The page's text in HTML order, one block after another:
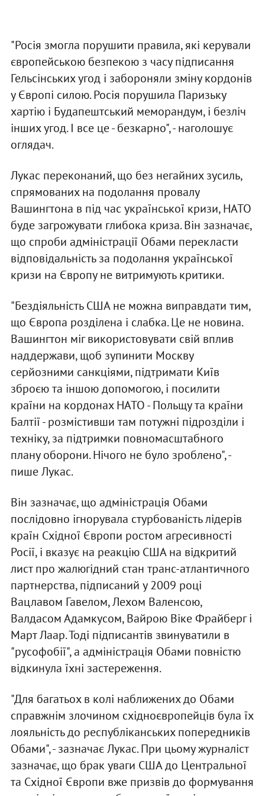
"Росія змогла порушити правила, які керували
європейською безпекою з часу підписання
Гельсінських угод і забороняли зміну кордонів
у Європі силою. Росія порушила Паризьку
хартію і Будапештський меморандум, і безліч
інших угод. І все це - безкарно", - наголошує
оглядач.
Лукас переконаний, що без негайних зусиль,
спрямованих на подолання провалу
Вашингтона в під час української кризи, НАТО
буде загрожувати глибока криза. Він зазначає,
що спроби адміністрації Обами перекласти
відповідальність за подолання української
кризи на Європу не витримують критики.
"Бездіяльність США не можна виправдати тим,
що Європа розділена і слабка. Це не новина.
Вашингтон міг використовувати свій вплив
наддержави, щоб зупинити Москву
серйозними санкціями, підтримати Київ
зброєю та іншою допомогою, і посилити
країни на кордонах НАТО - Польщу та країни
Балтії - розмістивши там потужні підрозділи і
техніку, за підтримки повномасштабного
плану оборони. Нічого не було зроблено", -
пише Лукас.
Він зазначає, що адміністрація Обами
послідовно ігнорувала стурбованість лідерів
країн Східної Європи ростом агресивності
Росії, і вказує на реакцію США на відкритий
лист про жалюгідний стан транс-атлантичного
партнерства, підписаний у 2009 році
Вацлавом Гавелом, Лехом Валенсою,
Валдасом Адамкусом, Вайрою Віке Фрайберг і
Март Лаар. Тоді підписантів звинуватили в
"русофобії", а адміністрація Обами повністю
відкинула їхні застереження.
"Для багатьох в колі наближених до Обами
справжнім злочином східноєвропейців була їх
лояльність до республіканських попередників
Обами", - зазначає Лукас. При цьому журналіст
зазначає, що брак уваги США до Центральної
та Східної Європи вже призвів до формування